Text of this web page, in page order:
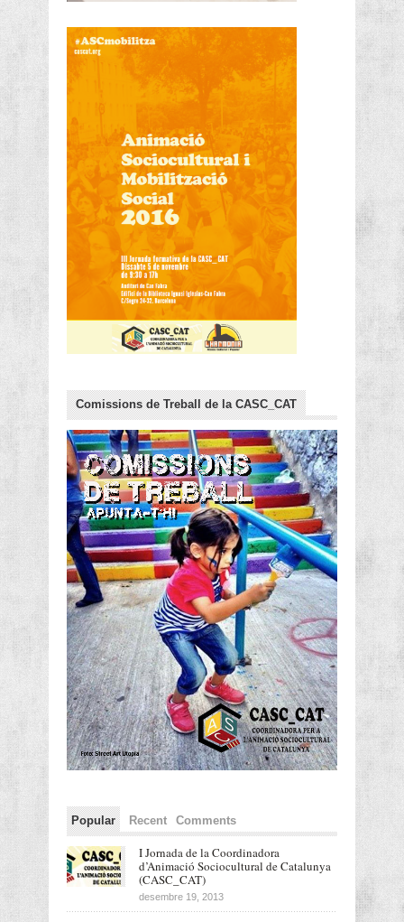
Comissions de Treball de la CASC_CAT
Popular Recent Comments
I Jornada de la Coordinadora
d’Animació Sociocultural de Catalunya
(CASC_CAT)
desembre 19, 2013